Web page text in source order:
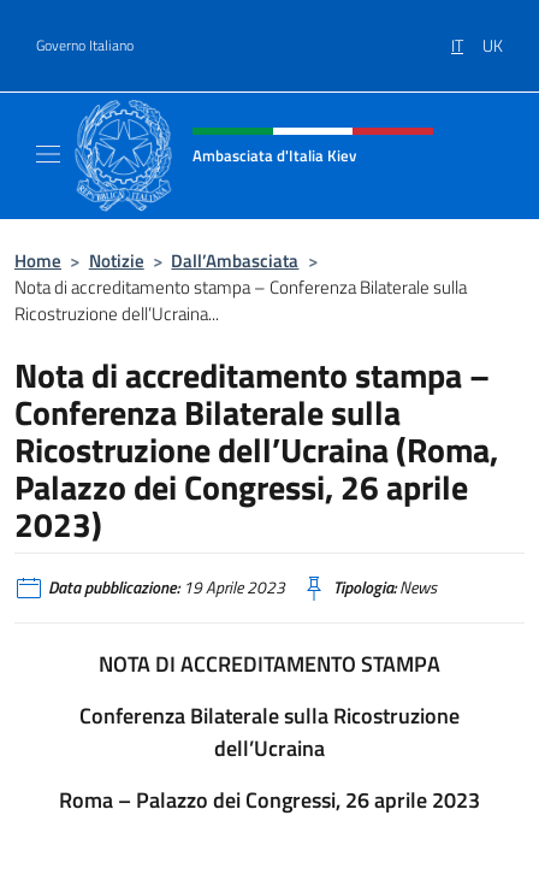
Governo Italiano IT UK
Intestazione sito, social e menù
Ambasciata d'Italia Kiev
Home > Notizie > Dall’Ambasciata >
Nota di accreditamento stampa – Conferenza Bilaterale sulla
Ricostruzione dell’Ucraina...
Nota di accreditamento stampa –
Conferenza Bilaterale sulla
Ricostruzione dell’Ucraina (Roma,
Palazzo dei Congressi, 26 aprile
2023)
Data pubblicazione:19 Aprile 2023 Tipologia:News
NOTA DI ACCREDITAMENTO STAMPA
Conferenza Bilaterale sulla Ricostruzione
dell’Ucraina
Roma – Palazzo dei Congressi, 26 aprile 2023